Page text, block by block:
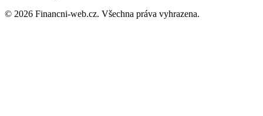
© 2026 Financni-web.cz. Všechna práva vyhrazena.